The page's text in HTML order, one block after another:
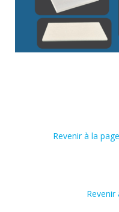
Revenir à la
Revenir